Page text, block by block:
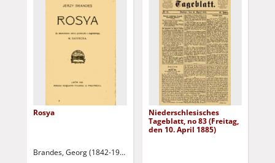
Rosya
Brandes, Georg (1842-1927)
Niederschlesisches
Tageblatt, no 83 (Freitag,
den 10. April 1885)